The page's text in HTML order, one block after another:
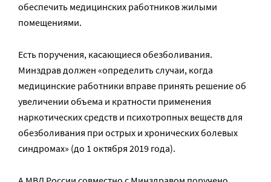
обеспечить медицинских работников жилыми
помещениями.
Есть поручения, касающиеся обезболивания.
Минздрав должен «определить случаи, когда
медицинские работники вправе принять решение об
увеличении объема и кратности применения
наркотических средств и психотропных веществ для
обезболивания при острых и хронических болевых
синдромах» (до 1 октября 2019 года).